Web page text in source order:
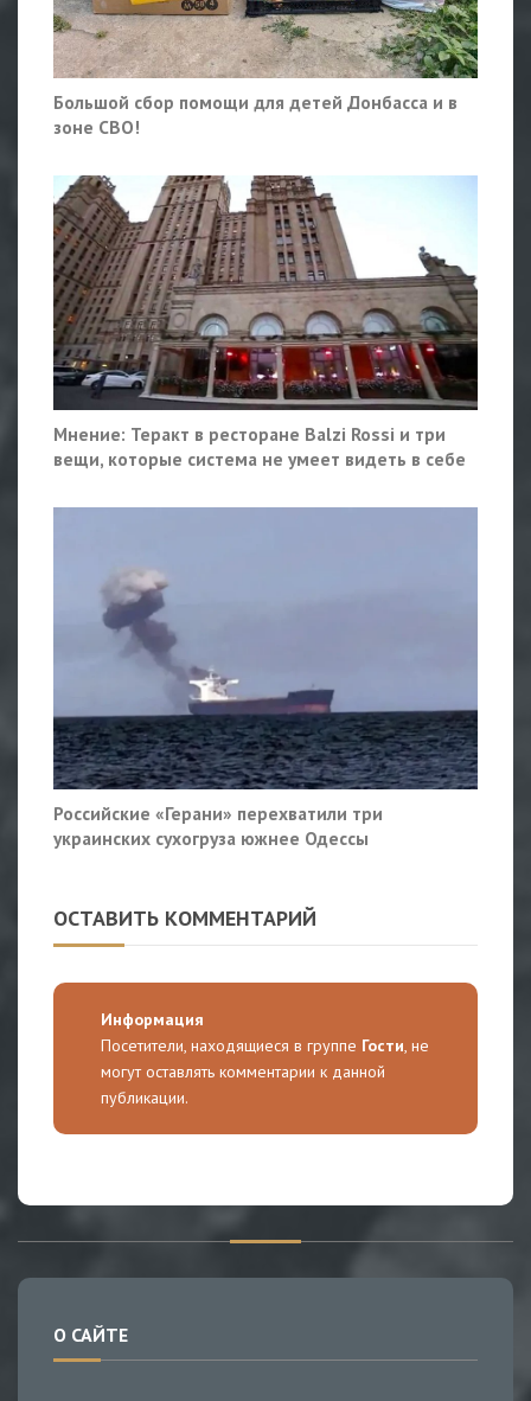
Большой сбор помощи для детей Донбасса и в
зоне СВО!
Мнение: Теракт в ресторане Balzi Rossi и три
вещи, которые система не умеет видеть в себе
Российские «Герани» перехватили три
украинских сухогруза южнее Одессы
ОСТАВИТЬ КОММЕНТАРИЙ
Информация
Посетители, находящиеся в группе Гости , не
могут оставлять комментарии к данной
публикации.
О САЙТЕ